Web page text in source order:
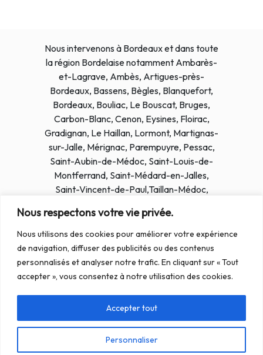
Nous respectons votre vie privée.
Nous utilisons des cookies pour améliorer votre expérience
de navigation, diffuser des publicités ou des contenus
personnalisés et analyser notre trafic. En cliquant sur « Tout
accepter », vous consentez à notre utilisation des cookies.
Personnaliser
Accepter tout
Nous intervenons à Bordeaux et dans toute
la région Bordelaise notamment Ambarès-
et-Lagrave, Ambès, Artigues-près-
Bordeaux, Bassens, Bègles, Blanquefort,
Bordeaux, Bouliac, Le Bouscat, Bruges,
Carbon-Blanc, Cenon, Eysines, Floirac,
Gradignan, Le Haillan, Lormont, Martignas-
sur-Jalle, Mérignac, Parempuyre, Pessac,
Saint-Aubin-de-Médoc, Saint-Louis-de-
Montferrand, Saint-Médard-en-Jalles,
Saint-Vincent-de-Paul,Taillan-Médoc,
Nous offrons un service rapide et fiable. Si vous souhaitez
obtenir un service professionnel, contactez-nous
immédiatement..